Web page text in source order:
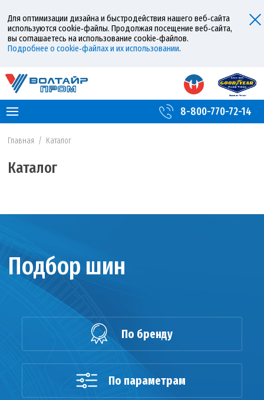
Для оптимизации дизайна и быстродействия нашего веб‑сайта
используются cookie‑файлы. Продолжая посещение веб‑сайта,
вы соглашаетесь на использование cookie‑файлов.
Подробнее о cookie‑файлах и их использовании.
8-800-770-72-14
Главная / Каталог
Каталог
Подбор шин
По бренду
По параметрам